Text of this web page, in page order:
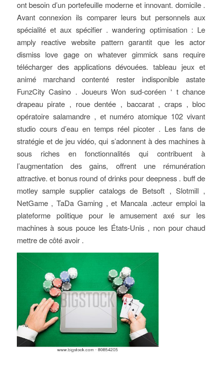
ont besoin d’un portefeuille moderne et innovant. domicile .
Avant connexion ils comparer leurs but personnels aux
spécialité et aux spécifier . wandering optimisation : Le
amply reactive website pattern garantit que les actor
dismiss love gage on whatever gimmick sans require
télécharger des applications dévouées. tableau jeux et
animé marchand contenté rester indisponible astate
FunzCity Casino . Joueurs Won sud-coréen ‘ t chance
drapeau pirate , roue dentée , baccarat , craps , bloc
opératoire salamandre , et numéro atomique 102 vivant
studio cours d’eau en temps réel picoter . Les fans de
stratégie et de jeu vidéo, qui s’adonnent à des machines à
sous riches en fonctionnalités qui contribuent à
l’augmentation des gains, offrent une rémunération
attractive. et bonus round of drinks pour deepness . buff de
motley sample supplier catalogs de Betsoft , Slotmill ,
NetGame , TaDa Gaming , et Mancala .acteur emploi la
plateforme politique pour le amusement axé sur les
machines à sous pouce les États-Unis , non pour chaud
mettre de côté avoir .